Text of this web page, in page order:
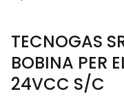
TECNOGAS
BOBINA PER
24VCC S/C